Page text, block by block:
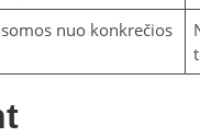
nuo konkrečios